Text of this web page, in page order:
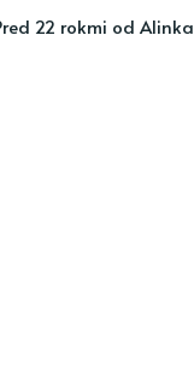
pred 22 rokmi od Alinka